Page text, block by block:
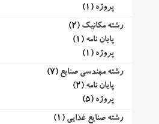
پروژه (1)
رشته مکانیک (2)
پایان نامه (1)
پروژه (1)
رشته مهندسی صنایع (7)
پایان نامه (2)
پروژه (5)
رشته صنایع غذایی (1)